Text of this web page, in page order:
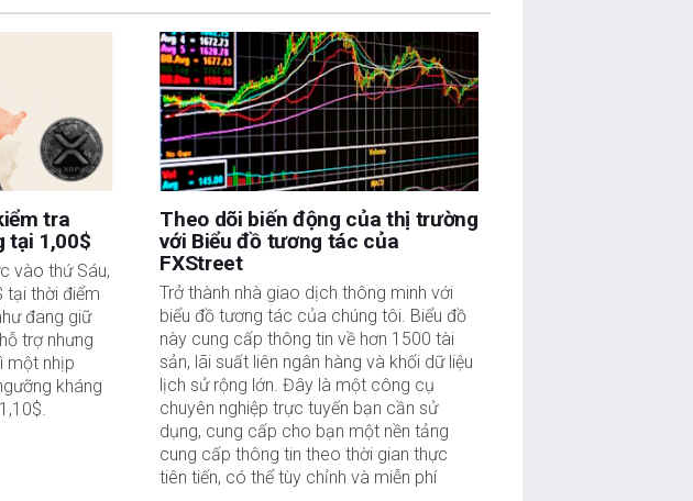
tìm thấy ở cuối các liên kết
thế nào đối với bất kỳ cổ phiếu
Tác giả không nhận được tiền
xác, đầy đủ hoặc phù hợp
tổn thất, thương tích hoặc thiệt
sót.
này nhằm mục đích tư vấn đầu
tra
tại 1,00$
vào thứ Sáu,
tại thời điểm
đang giữ
trợ nhưng
một nhịp
kháng
Theo dõi biến động của thị trường
với Biểu đồ tương tác của
FXStreet
Trở thành nhà giao dịch thông minh với
biểu đồ tương tác của chúng tôi. Biểu đồ
này cung cấp thông tin về hơn 1500 tài
sản, lãi suất liên ngân hàng và khối dữ liệu
lịch sử rộng lớn. Đây là một công cụ
chuyên nghiệp trực tuyến bạn cần sử
dụng, cung cấp cho bạn một nền tảng
cung cấp thông tin theo thời gian thực
tiên tiến, có thể tùy chỉnh và miễn phí